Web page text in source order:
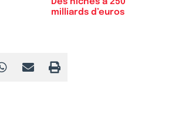
milliards d’euros